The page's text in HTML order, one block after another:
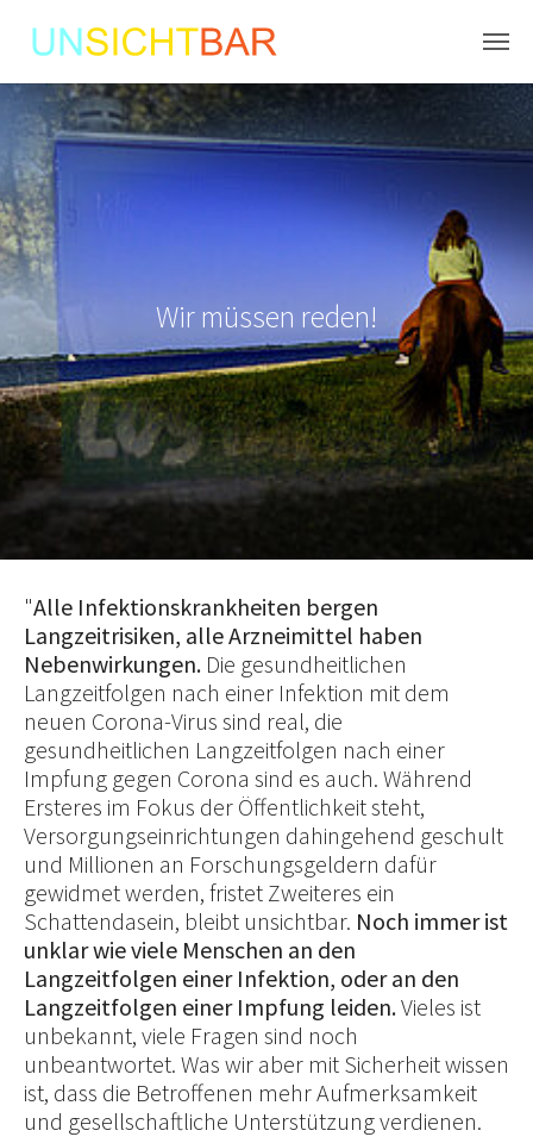
Skip to main content
Wir müssen reden!
"Alle Infektionskrankheiten bergen
Langzeitrisiken, alle Arzneimittel haben
Nebenwirkungen. Die gesundheitlichen
Langzeitfolgen nach einer Infektion mit dem
neuen Corona-Virus sind real, die
gesundheitlichen Langzeitfolgen nach einer
Impfung gegen Corona sind es auch. Während
Ersteres im Fokus der Öffentlichkeit steht,
Versorgungseinrichtungen dahingehend geschult
und Millionen an Forschungsgeldern dafür
gewidmet werden, fristet Zweiteres ein
Schattendasein, bleibt unsichtbar. Noch immer ist
unklar wie viele Menschen an den
Langzeitfolgen einer Infektion, oder an den
Langzeitfolgen einer Impfung leiden.Vieles ist
unbekannt, viele Fragen sind noch
unbeantwortet. Was wir aber mit Sicherheit wissen
ist, dass die Betroffenen mehr Aufmerksamkeit
und gesellschaftliche Unterstützung verdienen.